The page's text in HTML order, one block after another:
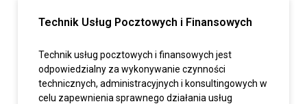
Technik Usług Pocztowych i Finansowych
Technik usług pocztowych i finansowych jest
odpowiedzialny za wykonywanie czynności
technicznych, administracyjnych i konsultingowych w
celu zapewnienia sprawnego działania usług